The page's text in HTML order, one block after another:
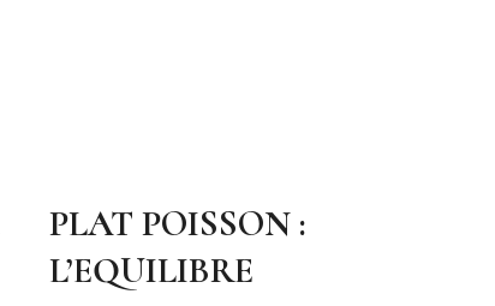
PLAT POISSON :
L’EQUILIBRE